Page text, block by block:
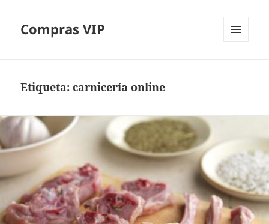
Compras VIP
Etiqueta:carnicería online